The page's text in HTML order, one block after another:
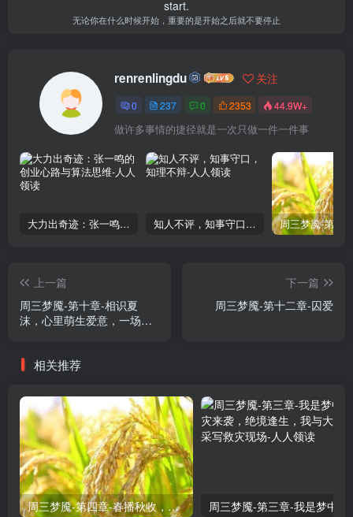
start.
无论你在什么时候开始，重要的是开始之后就不要停止
renrenlingdu 关注
0 237 0 2353 44.9W+
做许多事情的捷径就是一次只做一件一件事
大力出奇迹：张一鸣的创业心路与算法思维 知人不评，知事守口，知理不辩
上一篇
周三梦魇-第十章-相识夏
沫，心里萌生爱意，一场大
下一篇
周三梦魇-第十二章-囚爱
相关推荐
周三梦魇-第四章-春播秋收，南雁北飞，正逢农忙时候